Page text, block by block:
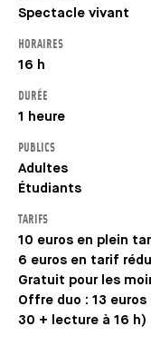
Spectacle vivant
HORAIRES
16 h
DURÉE
1 heure
PUBLICS
Adultes
Étudiants
TARIFS
10 euros en plein
6 euros en tarif
Gratuit pour les
Offre duo : 13
30 + lecture à 16 h)